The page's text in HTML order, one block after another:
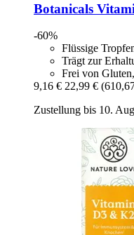
Botanicals
-60%
Flüssige
Trägt zur
Frei von
9,16 € 22,99 €
Zustellung bis 10.